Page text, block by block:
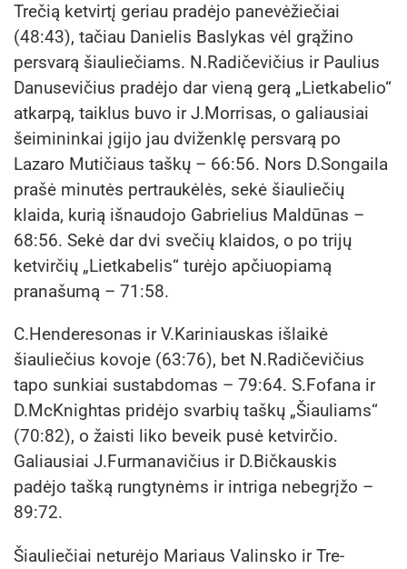
Trečią ketvirtį geriau pradėjo panevėžiečiai
(48:43), tačiau Danielis Baslykas vėl grąžino
persvarą šiauliečiams. N.Radičevičius ir Paulius
Danusevičius pradėjo dar vieną gerą „Lietkabelio“
atkarpą, taiklus buvo ir J.Morrisas, o galiausiai
šeimininkai įgijo jau dviženklę persvarą po
Lazaro Mutičiaus taškų – 66:56. Nors D.Songaila
prašė minutės pertraukėlės, sekė šiauliečių
klaida, kurią išnaudojo Gabrielius Maldūnas –
68:56. Sekė dar dvi svečių klaidos, o po trijų
ketvirčių „Lietkabelis“ turėjo apčiuopiamą
pranašumą – 71:58.
C.Henderesonas ir V.Kariniauskas išlaikė
šiauliečius kovoje (63:76), bet N.Radičevičius
tapo sunkiai sustabdomas – 79:64. S.Fofana ir
D.McKnightas pridėjo svarbių taškų „Šiauliams“
(70:82), o žaisti liko beveik pusė ketvirčio.
Galiausiai J.Furmanavičius ir D.Bičkauskis
padėjo tašką rungtynėms ir intriga nebegrįžo –
89:72.
Šiauliečiai neturėjo Mariaus Valinsko ir Tre-